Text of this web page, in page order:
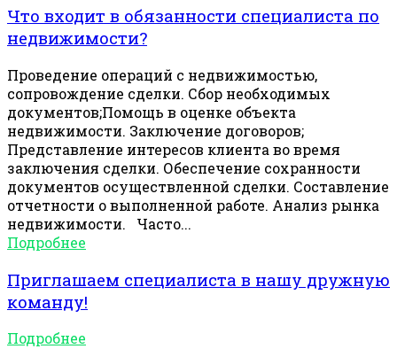
Что входит в обязанности специалиста по
недвижимости?
Проведение операций с недвижимостью,
сопровождение сделки. Сбор необходимых
документов;Помощь в оценке объекта
недвижимости. Заключение договоров;
Представление интересов клиента во время
заключения сделки. Обеспечение сохранности
документов осуществленной сделки. Составление
отчетности о выполненной работе. Анализ рынка
недвижимости.⠀Часто...
Подробнее
Приглашаем специалиста в нашу дружную
команду!
Подробнее